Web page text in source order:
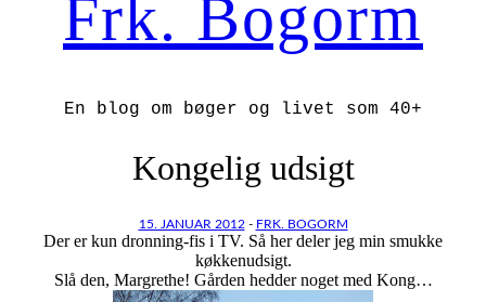
Frk. Bogorm
En blog om bøger og livet som 40+
Kongelig udsigt
15. JANUAR 2012- FRK. BOGORM
Der er kun dronning-fis i TV. Så her deler jeg min smukke
køkkenudsigt.
Slå den, Margrethe! Gården hedder noget med Kong…